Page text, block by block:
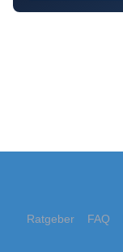
Ratgeber FAQ